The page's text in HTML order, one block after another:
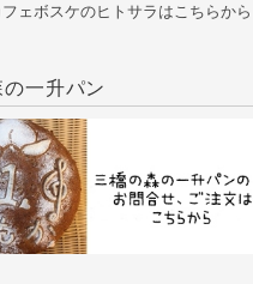
ェボスケのヒトサラはこちらから
一升パン